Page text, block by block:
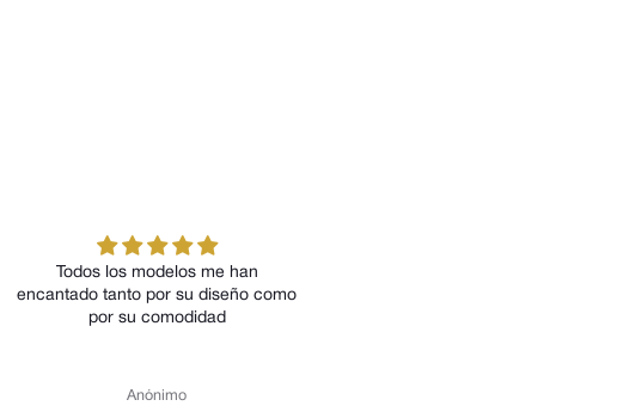
Todos los modelos me han
encantado tanto por su diseño como
por su comodidad
Anónimo